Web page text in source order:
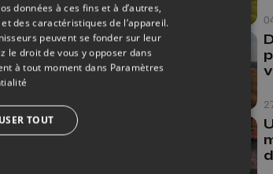
données à ces fins et à d’autres,
des caractéristiques de l’appareil.
peuvent se fonder sur leur
le droit de vous y opposer dans
à tout moment dans Paramètres
TOUT